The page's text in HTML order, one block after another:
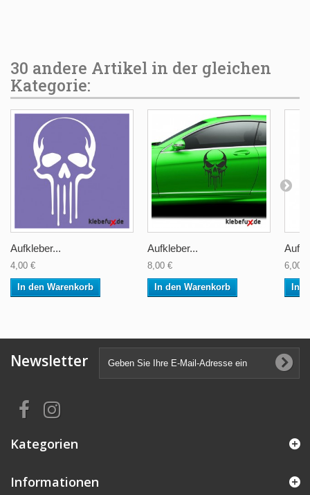
30 andere Artikel in der gleichen
Kategorie:
Aufkleber...
4,00 €
In den Warenkorb
Aufkleber...
8,00 €
In den Warenkorb
6,00 €
In
Newsletter
Kategorien
Informationen